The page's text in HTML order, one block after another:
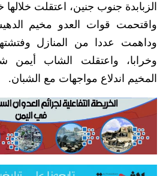
الزبابدة جنوب جنين، اعتقلت
واقتحمت قوات العدو مخيم
وداهمت عددا من المنازل
وخرابا، واعتقلت الشاب أيمن
المخيم اندلاع مواجهات مع الشبان.